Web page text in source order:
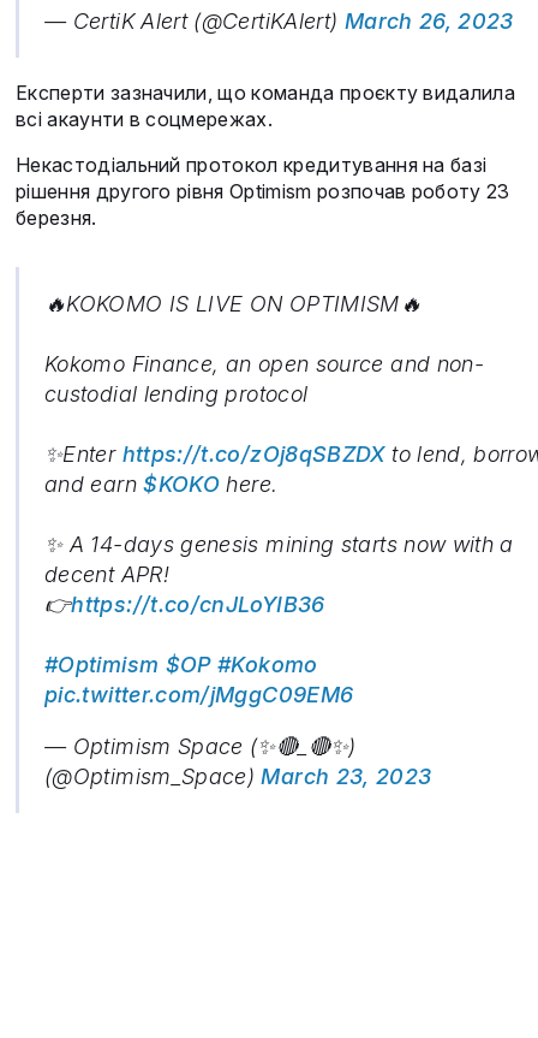
— CertiK Alert (@CertiKAlert) March 26, 2023
Експерти зазначили, що команда проєкту видалила
всі акаунти в соцмережах.
Некастодіальний протокол кредитування на базі
рішення другого рівня Optimism розпочав роботу 23
березня.
🔥KOKOMO IS LIVE ON OPTIMISM🔥
Kokomo Finance, an open source and non-
custodial lending protocol
✨Enter https://t.co/zOj8qSBZDXto lend,
and earn$KOKO here.
✨ A 14-days genesis mining starts now with a
decent APR!
👉https://t.co/cnJLoYIB36
#Optimism $OP #Kokomo
pic.twitter.com/jMggC09EM6
— Optimism Space (✨🔴_🔴✨)
(@Optimism_Space)March 23, 2023